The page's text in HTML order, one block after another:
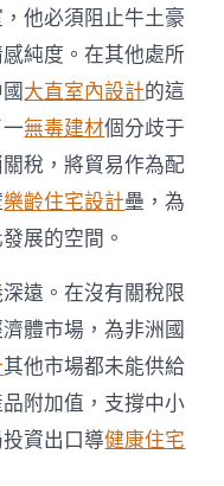
他必須阻止牛土豪
純度。在其他處所
大直室內設計的這
無毒建材個分歧于
稅，將貿易作為配
樂齡住宅設計壘，為
展的空間。
遠。在沒有關稅限
體市場，為非洲國
其他市場都未能供給
附加值，支撐中小
資出口導健康住宅